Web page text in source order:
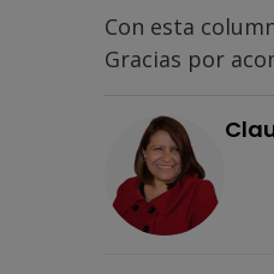
Con esta
Gracias por